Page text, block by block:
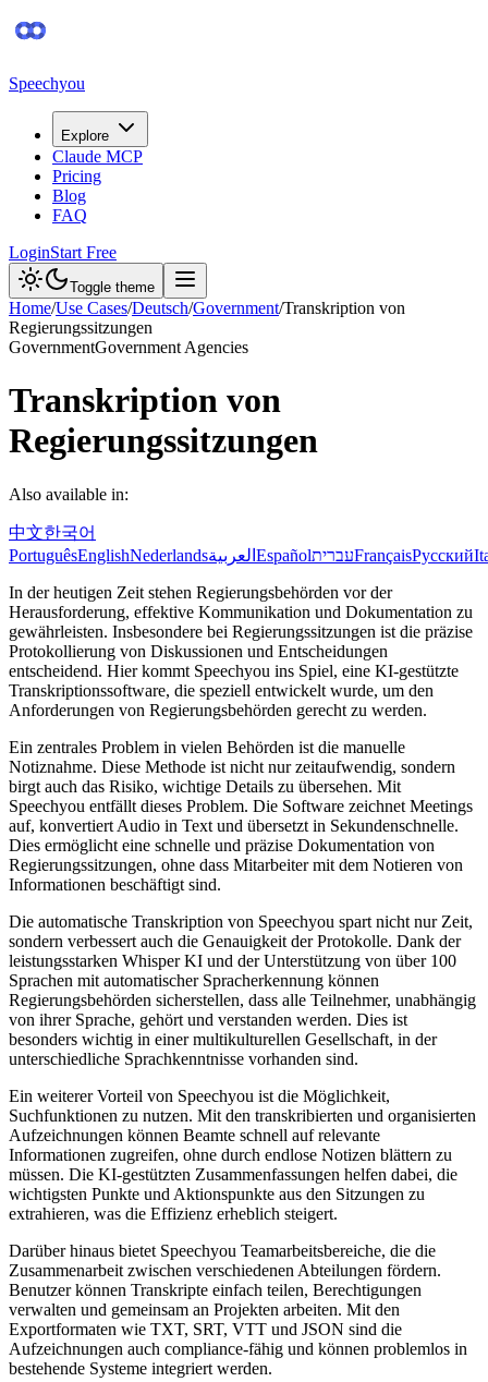
Speechyou
Explore
Claude MCP
Pricing
Blog
FAQ
LoginStart Free
Toggle theme
Home/Use Cases/Deutsch/Government/Transkription von
Regierungssitzungen
GovernmentGovernment Agencies
Transkription von
Regierungssitzungen
Also available in:
中文한국어
PortuguêsEnglishNederlandsالعربية EspañolעבריתFrançaisРусский
In der heutigen Zeit stehen Regierungsbehörden vor der
Herausforderung, effektive Kommunikation und Dokumentation zu
gewährleisten. Insbesondere bei Regierungssitzungen ist die präzise
Protokollierung von Diskussionen und Entscheidungen
entscheidend. Hier kommt Speechyou ins Spiel, eine KI-gestützte
Transkriptionssoftware, die speziell entwickelt wurde, um den
Anforderungen von Regierungsbehörden gerecht zu werden.
Ein zentrales Problem in vielen Behörden ist die manuelle
Notiznahme. Diese Methode ist nicht nur zeitaufwendig, sondern
birgt auch das Risiko, wichtige Details zu übersehen. Mit
Speechyou entfällt dieses Problem. Die Software zeichnet Meetings
auf, konvertiert Audio in Text und übersetzt in Sekundenschnelle.
Dies ermöglicht eine schnelle und präzise Dokumentation von
Regierungssitzungen, ohne dass Mitarbeiter mit dem Notieren von
Informationen beschäftigt sind.
Die automatische Transkription von Speechyou spart nicht nur Zeit,
sondern verbessert auch die Genauigkeit der Protokolle. Dank der
leistungsstarken Whisper KI und der Unterstützung von über 100
Sprachen mit automatischer Spracherkennung können
Regierungsbehörden sicherstellen, dass alle Teilnehmer, unabhängig
von ihrer Sprache, gehört und verstanden werden. Dies ist
besonders wichtig in einer multikulturellen Gesellschaft, in der
unterschiedliche Sprachkenntnisse vorhanden sind.
Ein weiterer Vorteil von Speechyou ist die Möglichkeit,
Suchfunktionen zu nutzen. Mit den transkribierten und organisierten
Aufzeichnungen können Beamte schnell auf relevante
Informationen zugreifen, ohne durch endlose Notizen blättern zu
müssen. Die KI-gestützten Zusammenfassungen helfen dabei, die
wichtigsten Punkte und Aktionspunkte aus den Sitzungen zu
extrahieren, was die Effizienz erheblich steigert.
Darüber hinaus bietet Speechyou Teamarbeitsbereiche, die die
Zusammenarbeit zwischen verschiedenen Abteilungen fördern.
Benutzer können Transkripte einfach teilen, Berechtigungen
verwalten und gemeinsam an Projekten arbeiten. Mit den
Exportformaten wie TXT, SRT, VTT und JSON sind die
Aufzeichnungen auch compliance-fähig und können problemlos in
bestehende Systeme integriert werden.